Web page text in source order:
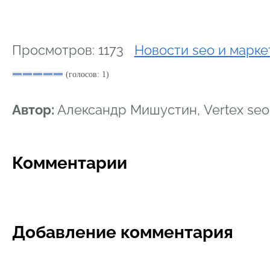
Просмотров: 1173 Новости seo и
(голосов: 1)
Автор: Александр Мишустин, Vertex seo
Комментарии
Добавление комментария